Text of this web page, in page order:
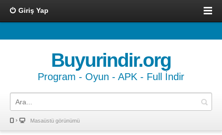
Giriş Yap
Buyurindir.org
Program - Oyun - APK - Full İndir
Masaüstü görünümü